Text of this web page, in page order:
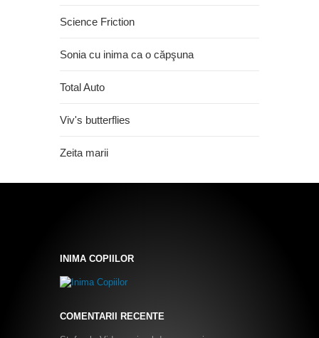
Science Friction
Sonia cu inima ca o căpşuna
Total Auto
Viv's butterflies
Zeita marii
INIMA COPIILOR
COMENTARII RECENTE